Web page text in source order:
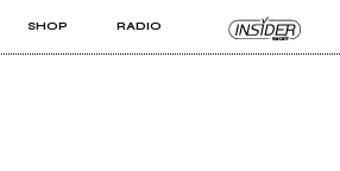
SHOP RADIO